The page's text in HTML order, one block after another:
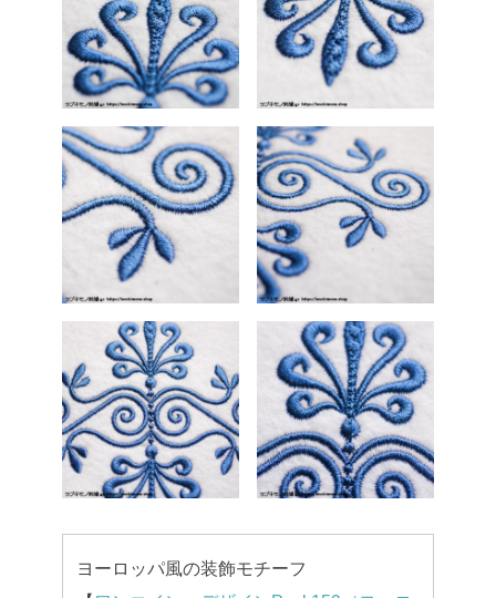
ヨーロッパ風の装飾モチーフ